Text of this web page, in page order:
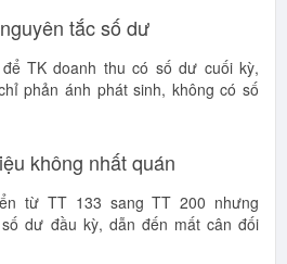
tắc số dư
TK doanh thu có số dư cuối kỳ,
phản ánh phát sinh, không có số
không nhất quán
từ TT 133 sang TT 200 nhưng
dư đầu kỳ, dẫn đến mất cân đối